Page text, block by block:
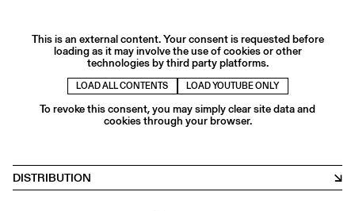
This is an external content. Your consent is requested before
loading as it may involve the use of cookies or other
technologies by third party platforms.
LOAD ALL CONTENTS LOAD YOUTUBE ONLY
To revoke this consent, you may simply clear site data and
cookies through your browser.
DISTRIBUTION